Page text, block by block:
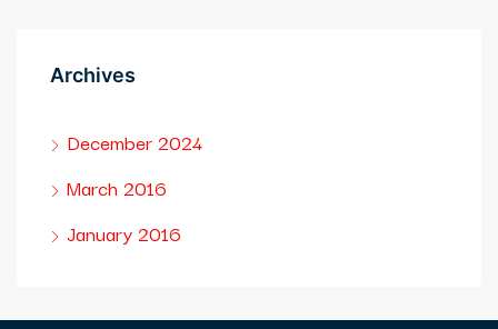
Archives
December 2024
March 2016
January 2016